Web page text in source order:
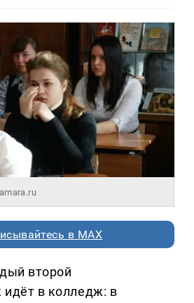
в MAX
второй
идёт в колледж: в